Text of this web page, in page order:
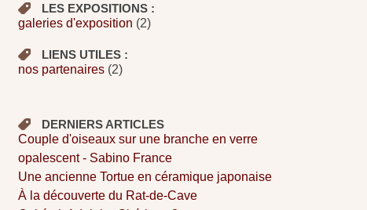
LES EXPOSITIONS :
galeries d'exposition (2)
LIENS UTILES :
nos partenaires (2)
DERNIERS ARTICLES
Couple d'oiseaux sur une branche en verre
opalescent - Sabino France
Une ancienne Tortue en céramique japonaise
À la découverte du Rat-de-Cave